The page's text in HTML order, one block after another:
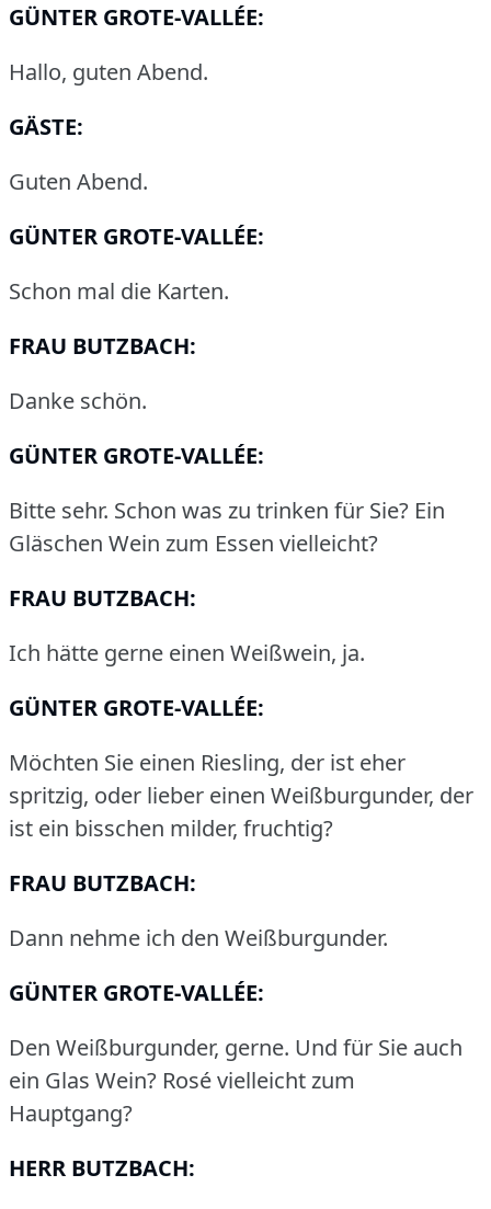
GÜNTER GROTE-VALLÉE:
Hallo, guten Abend.
GÄSTE:
Guten Abend.
GÜNTER GROTE-VALLÉE:
Schon mal die Karten.
FRAU BUTZBACH:
Danke schön.
GÜNTER GROTE-VALLÉE:
Bitte sehr. Schon was zu trinken für Sie? Ein
Gläschen Wein zum Essen vielleicht?
FRAU BUTZBACH:
Ich hätte gerne einen Weißwein, ja.
GÜNTER GROTE-VALLÉE:
Möchten Sie einen Riesling, der ist eher
spritzig, oder lieber einen Weißburgunder, der
ist ein bisschen milder, fruchtig?
FRAU BUTZBACH:
Dann nehme ich den Weißburgunder.
GÜNTER GROTE-VALLÉE:
Den Weißburgunder, gerne. Und für Sie auch
ein Glas Wein? Rosé vielleicht zum
Hauptgang?
HERR BUTZBACH: